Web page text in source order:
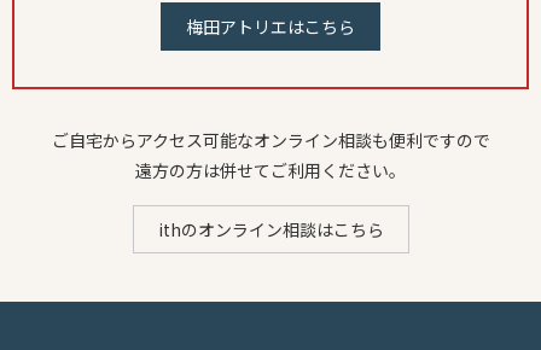
梅田アトリエはこちら
ご自宅からアクセス可能なオンライン相談も便利ですので
遠方の方は併せてご利用ください。
ithのオンライン相談はこちら